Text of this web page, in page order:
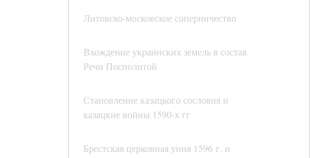
Литовско-московское соперничество
Вхождение украинских земель в состав
Речи Посполитой
Становление казацкого сословия и
казацкие войны 1590-х гг
Брестская церковная уния 1596 г. и